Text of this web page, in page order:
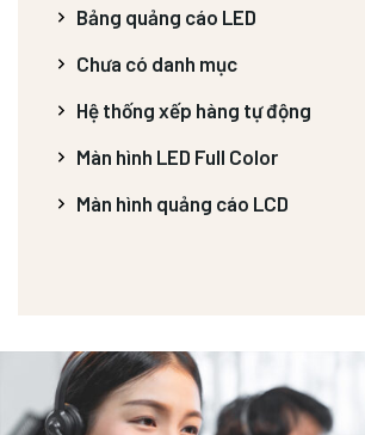
Bảng quảng cáo LED
Chưa có danh mục
Hệ thống xếp hàng tự động
Màn hình LED Full Color
Màn hình quảng cáo LCD